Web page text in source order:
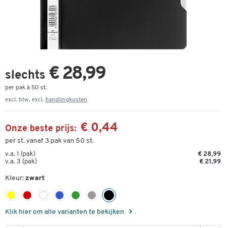
slechts € 28,99
per pak à 50 st.
excl. btw, excl. handlingkosten
Onze beste prijs: € 0,44
per st. vanaf 3 pak van 50 st.
v.a. 1 (pak)
€ 28,99
v.a. 3 (pak)
€ 21,99
Kleur: zwart
Klik hier om alle varianten te bekijken